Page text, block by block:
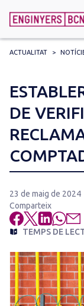
for:
ACTUALITAT >
DE
23 de maig de 2024
Comparteix
TEMPS DE